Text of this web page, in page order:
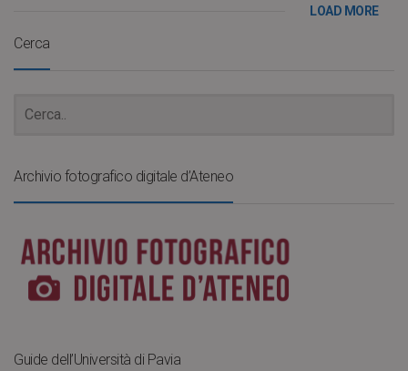
LOAD MORE
Cerca
Archivio fotografico digitale d’Ateneo
Guide dell’Università di Pavia